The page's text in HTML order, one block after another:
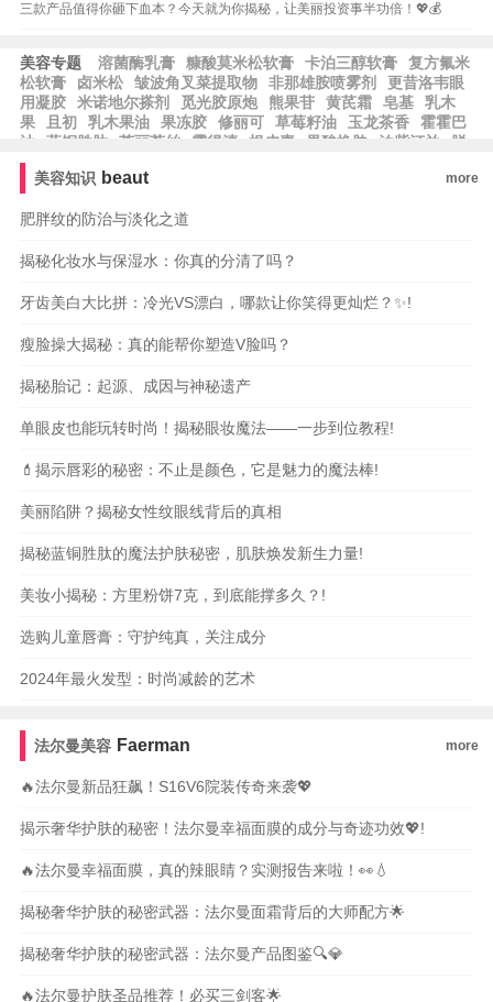
三款产品值得你砸下血本？今天就为你揭秘，让美丽投资事半功倍！💖💰
美容专题 溶菌酶乳膏 糠酸莫米松软膏 卡泊三醇软膏
复方氟米
松软膏
卤米松 皱波角叉菜提取物 非那雄胺喷雾剂
更昔洛韦眼
用凝胶
米诺地尔搽剂 觅光胶原炮 熊果苷 黄芪霜 皂基
乳木
果
且初 乳木果油 果冻胶 修丽可 草莓籽油 玉龙茶香
霍霍巴
油
蓝铜胜肽 芙丽芳丝 露得清 根皮素 果酸换肤 泊紫汀兰
脱
羧肌肽
氏
雅漾 whoo后
MAC魅
美容知识 beaut more
肥胖纹的防治与淡化之道
揭秘化妆水与保湿水：你真的分清了吗？
牙齿美白大比拼：冷光VS漂白，哪款让你笑得更灿烂？✨!
瘦脸操大揭秘：真的能帮你塑造V脸吗？
揭秘胎记：起源、成因与神秘遗产
单眼皮也能玩转时尚！揭秘眼妆魔法——一步到位教程!
💄揭示唇彩的秘密：不止是颜色，它是魅力的魔法棒!
美丽陷阱？揭秘女性纹眼线背后的真相
揭秘蓝铜胜肽的魔法护肤秘密，肌肤焕发新生力量!
美妆小揭秘：方里粉饼7克，到底能撑多久？!
选购儿童唇膏：守护纯真，关注成分
2024年最火发型：时尚减龄的艺术
法尔曼美容 Faerman more
🔥法尔曼新品狂飙！S16V6院装传奇来袭💖
揭示奢华护肤的秘密！法尔曼幸福面膜的成分与奇迹功效💖!
🔥法尔曼幸福面膜，真的辣眼睛？实测报告来啦！👀💧
揭秘奢华护肤的秘密武器：法尔曼面霜背后的大师配方🌟
揭秘奢华护肤的秘密武器：法尔曼产品图鉴🔍💎
🔥法尔曼护肤圣品推荐！必买三剑客🌟